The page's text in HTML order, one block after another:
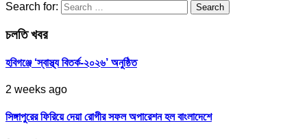
Search for:
চলতি খবর
হবিগঞ্জে ‘স্বাস্থ্য বিতর্ক-২০২৬’ অনুষ্ঠিত
2 weeks ago
সিঙ্গাপুরের ফিরিয়ে দেয়া রোগীর সফল অপারেশন হল বাংলাদেশে